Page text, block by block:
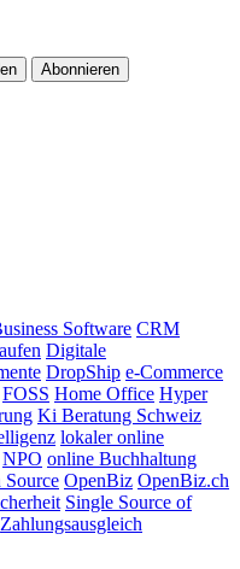
Abonnieren
Software CRM
Digitale
DropShip e-Commerce
FOSS Home Office Hyper
Ki Beratung Schweiz
lokaler online
NPO online Buchhaltung
Source OpenBiz OpenBiz.ch
Single Source of
Zahlungsausgleich